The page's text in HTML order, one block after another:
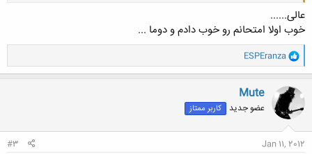
کلیک کنید تا باز شود...
عالی......
خوب اولا امتحانم رو خوب دادم و دوما ...
و
ا
ک
ن
ش
ه
ا
ESPEranza
Mute
عضو جدید کاربر ممتاز
Jan 11, 2012
#3